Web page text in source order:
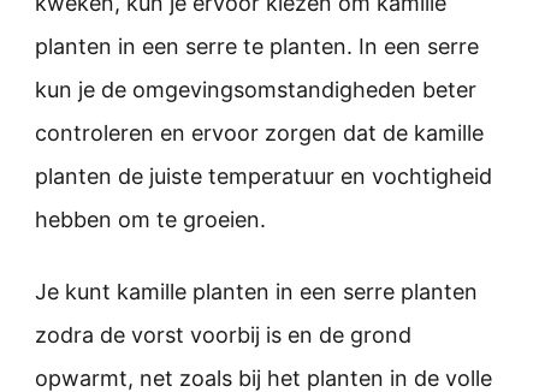
planten in een serre te planten. In een serre
kun je de omgevingsomstandigheden beter
controleren en ervoor zorgen dat de kamille
planten de juiste temperatuur en vochtigheid
hebben om te groeien.
Je kunt kamille planten in een serre planten
zodra de vorst voorbij is en de grond
opwarmt, net zoals bij het planten in de volle